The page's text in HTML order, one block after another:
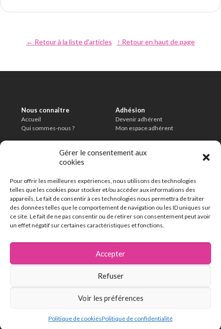
Gérer le consentement aux
cookies
Pour offrir les meilleures expériences, nous utilisons des technologies
telles que les cookies pour stocker et/ou accéder aux informations des
appareils. Le fait de consentir à ces technologies nous permettra de traiter
des données telles que le comportement de navigation ou les ID uniques sur
ce site. Le fait de ne pas consentir ou de retirer son consentement peut avoir
un effet négatif sur certaines caractéristiques et fonctions.
Accepter
Refuser
Voir les préférences
Politique de cookiesPolitique de confidentialité
← Retour à la liste d'articles ↑ Retour en haut de page
Nous connaître
Accueil
Qui sommes-nous ?
Adhésion
Devenir adhérent
Mon espace adhérent
Mentions légales
Politique de confidentialité
Charte de modération
En savoir plus
FAQ
Contact